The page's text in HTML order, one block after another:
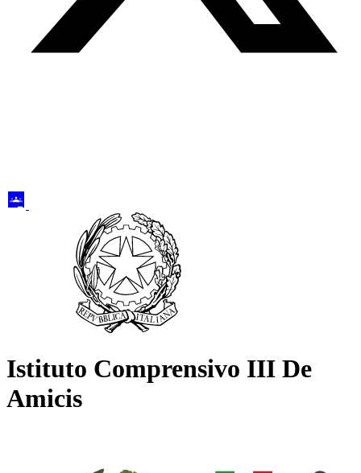
Istituto Comprensivo III De
Amicis